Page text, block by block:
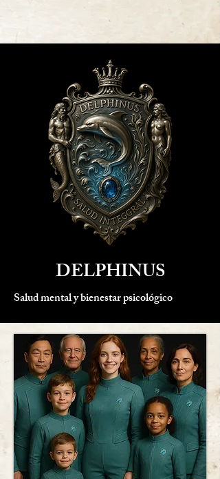
DELPHINUS
Salud mental y bienestar psicológico